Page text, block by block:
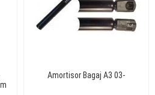
Amortisor Bagaj A3 03-